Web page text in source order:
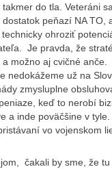
takmer do tla. Veteráni
peňazí NA
ohroziť
Je pravda, že
a možno aj cvičné
nedokážeme už na
zmysluplne
keď to nerobí
a inde poväčšine v
vo vojenskom
čakali by sme, že